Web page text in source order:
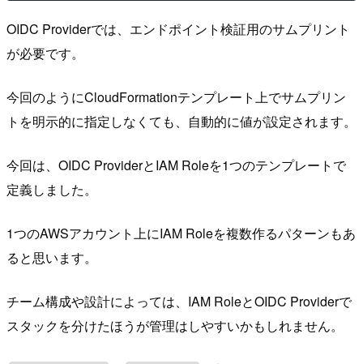
OIDC Providerでは、エンドポイント検証用のサムプリント
が必要です。
今回のようにCloudFormationテンプレート上でサムプリン
トを明示的に指定しなくても、自動的に値が設定されます。
今回は、OIDC ProviderとIAM Roleを1つのテンプレートで
定義しました。
1つのAWSアカウント上にIAM Roleを複数作るパターンもあ
ると思います。
チーム構成や設計によっては、IAM RoleとOIDC Providerで
スタックを分けたほうが管理はしやすいかもしれません。